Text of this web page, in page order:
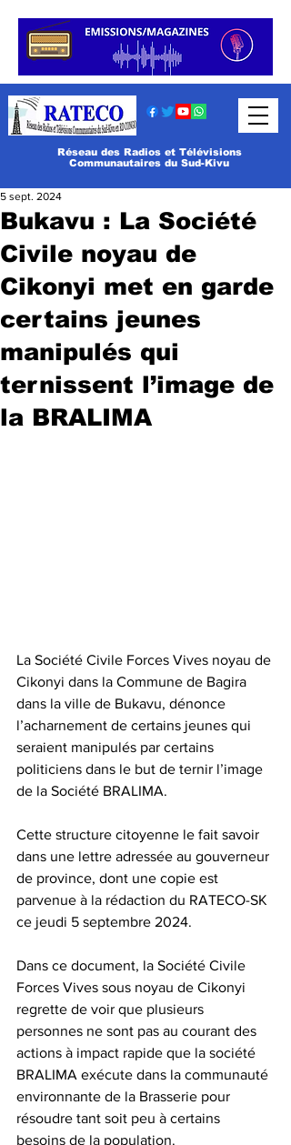
Réseau des Radios et Télévisions
Communautaires du Sud-Kivu
Bukavu : La Société
Civile noyau de
Cikonyi met en garde
certains jeunes
manipulés qui
ternissent l’image de
la BRALIMA
5 sept. 2024
La Société Civile Forces Vives noyau de
Cikonyi dans la Commune de Bagira
dans la ville de Bukavu, dénonce
l’acharnement de certains jeunes qui
seraient manipulés par certains
politiciens dans le but de ternir l’image
de la Société BRALIMA.
Cette structure citoyenne le fait savoir
dans une lettre adressée au gouverneur
de province, dont une copie est
parvenue à la rédaction du RATECO-SK
ce jeudi 5 septembre 2024.
Dans ce document, la Société Civile
Forces Vives sous noyau de Cikonyi
regrette de voir que plusieurs
personnes ne sont pas au courant des
actions à impact rapide que la société
BRALIMA exécute dans la communauté
environnante de la Brasserie pour
résoudre tant soit peu à certains
besoins de la population.